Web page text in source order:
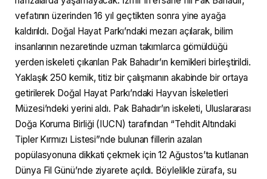
vefatının üzerinden 16 yıl geçtikten sonra yine ayağa
kaldırıldı. Doğal Hayat Parkı’ndaki mezarı açılarak, bilim
insanlarının nezaretinde uzman takımlarca gömüldüğü
yerden iskeleti çıkarılan Pak Bahadır’ın kemikleri birleştirildi.
Yaklaşık 250 kemik, titiz bir çalışmanın akabinde bir ortaya
getirilerek Doğal Hayat Parkı’ndaki Hayvan İskeletleri
Müzesi’ndeki yerini aldı. Pak Bahadır’ın iskeleti, Uluslararası
Doğa Koruma Birliği (IUCN) tarafından “Tehdit Altındaki
Tipler Kırmızı Listesi”nde bulunan fillerin azalan
popülasyonuna dikkati çekmek için 12 Ağustos’ta kutlanan
Dünya Fil Günü’nde ziyarete açıldı. Böylelikle zürafa, su